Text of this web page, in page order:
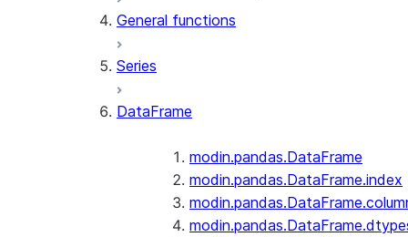
General functions
Series
DataFrame
modin.pandas.DataFrame
modin.pandas.DataFrame.index